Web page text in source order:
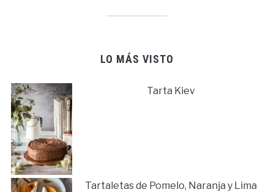
LO MÁS VISTO
Tarta Kiev
Tartaletas de Pomelo, Naranja y Lima